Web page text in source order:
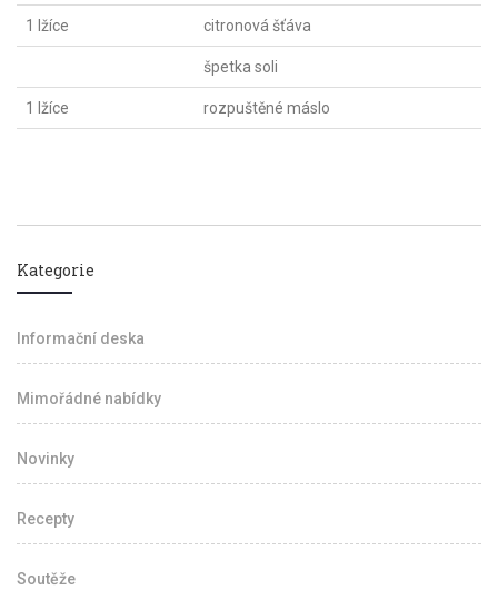
1 lžíce citronová šťáva
špetka soli
1 lžíce rozpuštěné máslo
Kategorie
Informační deska
Mimořádné nabídky
Novinky
Recepty
Soutěže